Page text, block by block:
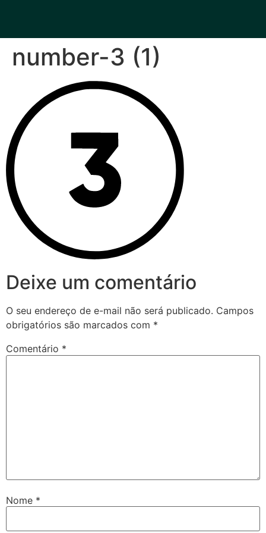
number-3 (1)
Deixe um comentário
O seu endereço de e-mail não será publicado. Campos
obrigatórios são marcados com *
Comentário *
Nome *